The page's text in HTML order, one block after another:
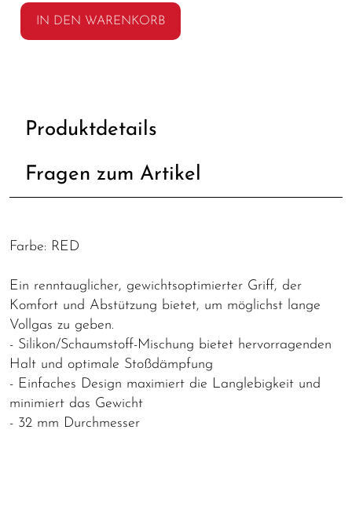
IN DEN WARENKORB
Produktdetails
Fragen zum Artikel
Farbe: RED
Ein renntauglicher, gewichtsoptimierter Griff, der
Komfort und Abstützung bietet, um möglichst lange
Vollgas zu geben.
- Silikon/Schaumstoff-Mischung bietet hervorragenden
Halt und optimale Stoßdämpfung
- Einfaches Design maximiert die Langlebigkeit und
minimiert das Gewicht
- 32 mm Durchmesser